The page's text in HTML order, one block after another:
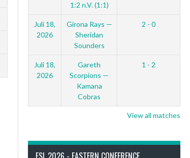
1:2 n.V. (1:1)
Juli 18,
2026
Girona Rays —
Sheridan
Sounders
2 - 0
Juli 18,
2026
Gareth
Scorpions —
Kamana
Cobras
1 - 2
View all matches